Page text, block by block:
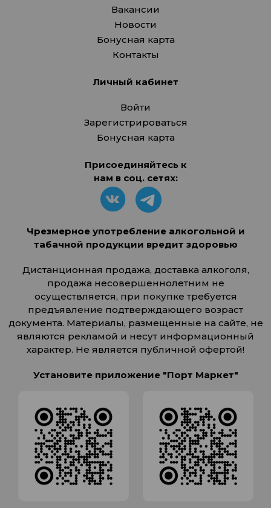
Вакансии
Новости
Бонусная карта
Контакты
Личный кабинет
Войти
Зарегистрироваться
Бонусная карта
Присоединяйтесь к
нам в соц. сетях:
Чрезмерное употребление алкогольной и
табачной продукции вредит здоровью
Дистанционная продажа, доставка алкоголя,
продажа несовершеннолетним не
осуществляется, при покупке требуется
предъявление подтверждающего возраст
документа. Материалы, размещенные на сайте, не
являются рекламой и несут информационный
характер. Не является публичной офертой!
Установите приложение "Порт Маркет"